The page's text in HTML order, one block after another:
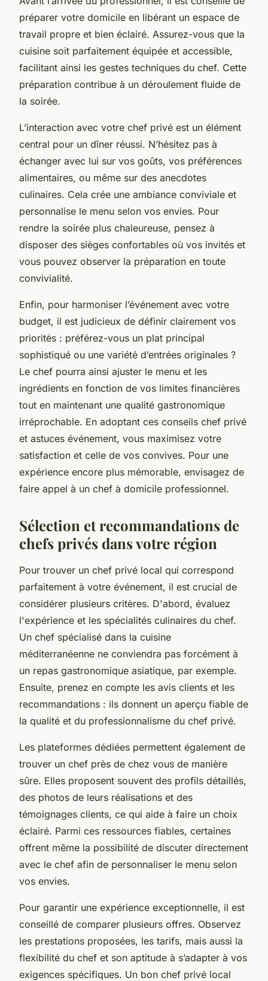
préparer votre domicile en libérant un espace de
travail propre et bien éclairé. Assurez-vous que la
cuisine soit parfaitement équipée et accessible,
facilitant ainsi les gestes techniques du chef. Cette
préparation contribue à un déroulement fluide de
la soirée.
L’interaction avec votre chef privé est un élément
central pour un dîner réussi. N’hésitez pas à
échanger avec lui sur vos goûts, vos préférences
alimentaires, ou même sur des anecdotes
culinaires. Cela crée une ambiance conviviale et
personnalise le menu selon vos envies. Pour
rendre la soirée plus chaleureuse, pensez à
disposer des sièges confortables où vos invités et
vous pouvez observer la préparation en toute
convivialité.
Enfin, pour harmoniser l’événement avec votre
budget, il est judicieux de définir clairement vos
priorités : préférez-vous un plat principal
sophistiqué ou une variété d’entrées originales ?
Le chef pourra ainsi ajuster le menu et les
ingrédients en fonction de vos limites financières
tout en maintenant une qualité gastronomique
irréprochable. En adoptant ces conseils chef privé
et astuces événement, vous maximisez votre
satisfaction et celle de vos convives. Pour une
expérience encore plus mémorable, envisagez de
faire appel à un chef à domicile professionnel.
Sélection et recommandations de
chefs privés dans votre région
Pour trouver un chef privé local qui correspond
parfaitement à votre événement, il est crucial de
considérer plusieurs critères. D'abord, évaluez
l'expérience et les spécialités culinaires du chef.
Un chef spécialisé dans la cuisine
méditerranéenne ne conviendra pas forcément à
un repas gastronomique asiatique, par exemple.
Ensuite, prenez en compte les avis clients et les
recommandations : ils donnent un aperçu fiable de
la qualité et du professionnalisme du chef privé.
Les plateformes dédiées permettent également de
trouver un chef près de chez vous de manière
sûre. Elles proposent souvent des profils détaillés,
des photos de leurs réalisations et des
témoignages clients, ce qui aide à faire un choix
éclairé. Parmi ces ressources fiables, certaines
offrent même la possibilité de discuter directement
avec le chef afin de personnaliser le menu selon
vos envies.
Pour garantir une expérience exceptionnelle, il est
conseillé de comparer plusieurs offres. Observez
les prestations proposées, les tarifs, mais aussi la
flexibilité du chef et son aptitude à s’adapter à vos
exigences spécifiques. Un bon chef privé local